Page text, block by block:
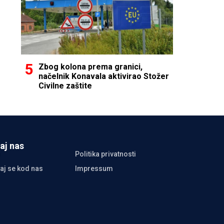
Zbog kolona prema granici,
načelnik Konavala aktivirao Stožer
Civilne zaštite
nas
Politika privatnosti
se kod nas
Impressum